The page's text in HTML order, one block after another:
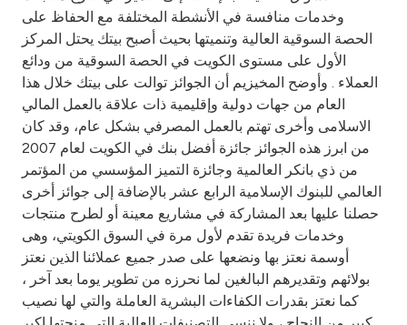
وخدمات منافسة في الأنشطة المختلفة مع الحفاظ على
الحصة السوقية العالية وتنميتها بحيث أصبح بيتك يحتل المركز
الأول على مستوى الكويت في الحصة السوقية من ودائع
العملاء . وأوضح المخيزيم أن الجوائز توالت على بيتك خلال هذا
العام من جهات دولية وإقليمية ذات علاقة بالعمل المالي
الاسلامى وأخرى تهتم بالعمل المصرفي بشكل عام، وقد كان
من ابرز هذه الجوائز جائزة أفضل بنك في الكويت لعام 2007
من ذي بانكر العالمية وجائزة التميز المؤسسي من المؤتمر
العالمي للبنوك الإسلامية الرابع عشر بالإضافة إلى جوائز أخرى
حصلنا عليها بعد المشاركة في مشاريع معينة أو لطرح منتجات
وخدمات فريدة تقدم لأول مرة في السوق الكويتي، وهى
أوسمة نعتز بها ونضعها على صدر جميع عملائنا الذين نعتز
بولائهم وتقديرهم البالغين لما نحرزه من تطوير يوما بعد آخر ،
كما نعتز بقدرات الكفاءات البشرية العاملة والتي لها نصيب